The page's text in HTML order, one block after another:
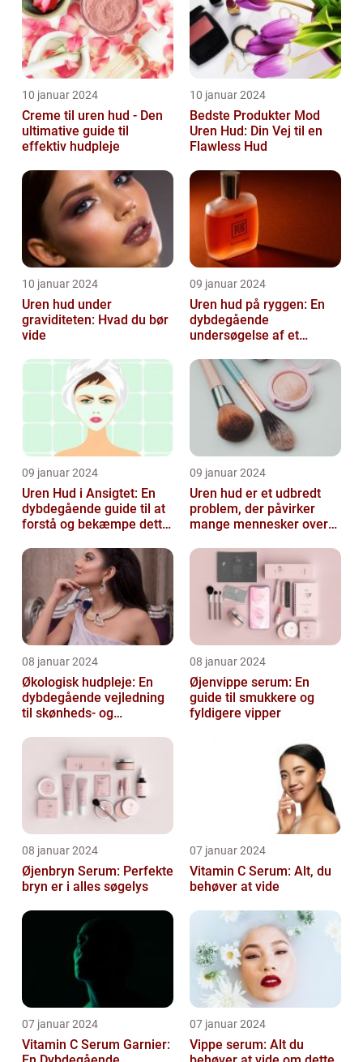
10 januar 2024
Creme til uren hud - Den
ultimative guide til
effektiv hudpleje
10 januar 2024
Bedste Produkter Mod
Uren Hud: Din Vej til en
Flawless Hud
10 januar 2024
Uren hud under
graviditeten: Hvad du bør
vide
09 januar 2024
Uren hud på ryggen: En
dybdegående
undersøgelse af et
undertiden overset
skønhedspr...
09 januar 2024
Uren Hud i Ansigtet: En
dybdegående guide til at
forstå og bekæmpe dette
09 januar 2024
Uren hud er et udbredt
problem, der påvirker
mange mennesker over
08 januar 2024
Økologisk hudpleje: En
dybdegående vejledning
til skønheds- og
08 januar 2024
Øjenvippe serum: En
guide til smukkere og
fyldigere vipper
08 januar 2024
Øjenbryn Serum: Perfekte
bryn er i alles søgelys
07 januar 2024
Vitamin C Serum: Alt, du
behøver at vide
07 januar 2024
Vitamin C Serum Garnier:
07 januar 2024
Vippe serum: Alt du